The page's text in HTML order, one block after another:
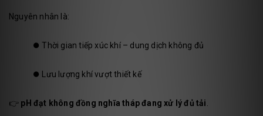
Nguyên nhân là:
⏺️Thời gian tiếp xúc khí – dung dịch không đủ
⏺️ Lưu lượng khí vượt thiết kế
👉 pH đạt không đồng nghĩa tháp đang xử lý đủ tải.